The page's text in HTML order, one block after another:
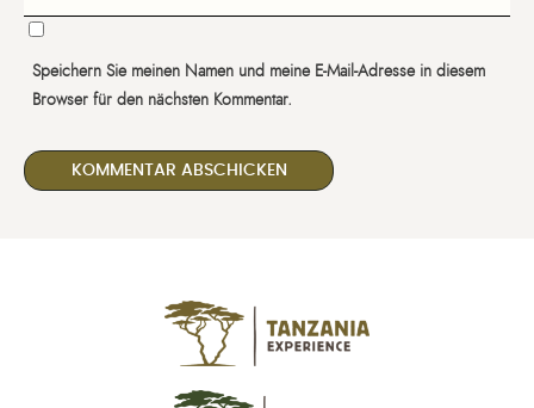
Speichern Sie meinen Namen und meine E-Mail-Adresse in diesem
Browser für den nächsten Kommentar.